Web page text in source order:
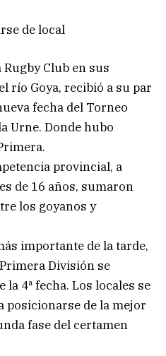
de local
Club en sus
río Goya, recibió a su par
fecha del Torneo
Urne. Donde hubo
provincial, a
de 16 años, sumaron
los goyanos y
importante de la tarde,
División se
4ª fecha. Los locales se
posicionarse de la mejor
fase del certamen